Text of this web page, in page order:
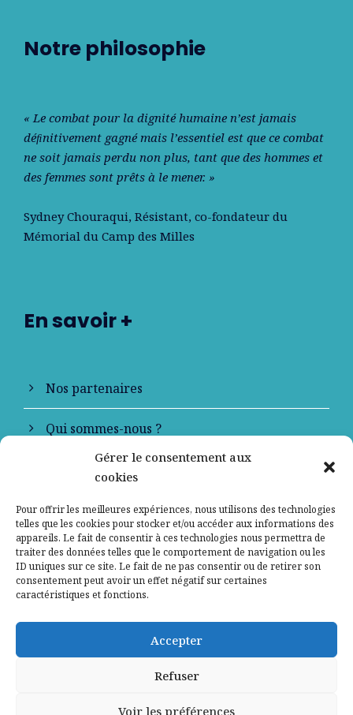
Gérer le consentement aux
cookies
Pour offrir les meilleures expériences, nous utilisons des technologies
telles que les cookies pour stocker et/ou accéder aux informations des
appareils. Le fait de consentir à ces technologies nous permettra de
traiter des données telles que le comportement de navigation ou les
ID uniques sur ce site. Le fait de ne pas consentir ou de retirer son
consentement peut avoir un effet négatif sur certaines
caractéristiques et fonctions.
Accepter
Refuser
Voir les préférences
Notre philosophie
« Le combat pour la dignité humaine n’est jamais
déﬁnitivement gagné mais l’essentiel est que ce combat
ne soit jamais perdu non plus, tant que des hommes et
des femmes sont prêts à le mener. »
Sydney Chouraqui, Résistant, co-fondateur du
Mémorial du Camp des Milles
En savoir +
Nos partenaires
Qui sommes-nous ?
Contactez-nous
Mentions légales
Politique de confidentialité